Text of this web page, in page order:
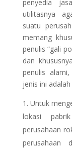
penyedia
utilitasnya
suatu
memang
penulis “gali
dan
penulis
jenis ini adalah
Untuk
lokasi
perusahaan
perusahaan